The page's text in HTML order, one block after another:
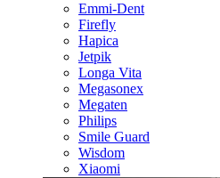
Emmi-Dent
Firefly
Hapica
Jetpik
Longa Vita
Megasonex
Megaten
Philips
Smile Guard
Wisdom
Xiaomi